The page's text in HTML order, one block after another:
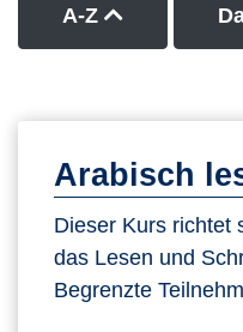
A-Z Kurse nach
Arabisch
Dieser Kurs richtet
das Lesen und
Begrenzte